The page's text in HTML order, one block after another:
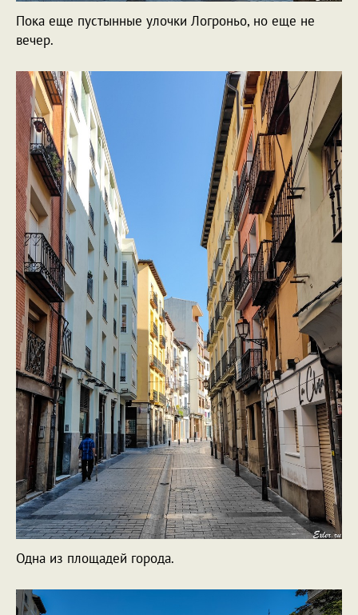
Пока еще пустынные улочки Логроньо, но еще не
вечер.
Одна из площадей города.